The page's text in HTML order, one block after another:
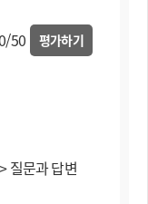
50
평가하기
질문과 답변